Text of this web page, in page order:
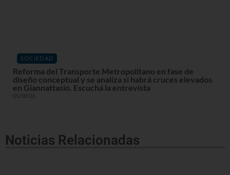
SOCIEDAD
Reforma del Transporte Metropolitano en fase de
diseño conceptual y se analiza si habrá cruces elevados
en Giannattasio. Escuchá la entrevista
05/08/26
Noticias Relacionadas